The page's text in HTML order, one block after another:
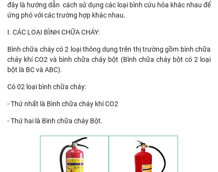
đây là hướng dẫn cách sử dụng các loại bình cứu hỏa khác nhau để
ứng phó với các trường hợp khác nhau.
I. CÁC LOẠI BÌNH CHỮA CHÁY:
Bình chữa cháy có 2 loại thông dụng trên thị trường gồm bình chữa
cháy khí CO2 và bình chữa cháy bột (Bình chữa cháy bột có 2 loại
bột là BC và ABC).
Có 02 loại bình chữa cháy:
- Thứ nhất là Bình chữa cháy khí CO2
- Thứ hai là Bình chữa cháy Bột.